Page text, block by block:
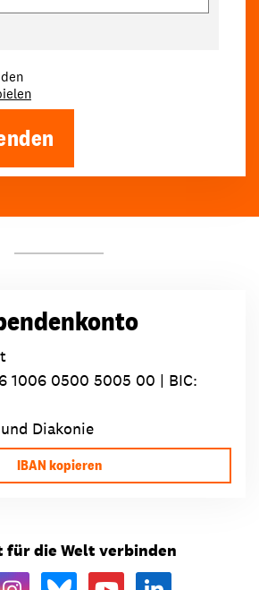
1006 0500 5005 00 | BIC:
Diakonie
IBAN kopieren
für die Welt verbinden